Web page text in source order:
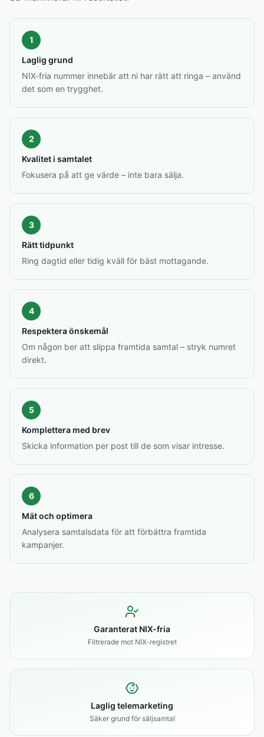
1
Laglig grund
NIX-fria nummer innebär att ni har rätt att ringa – använd
det som en trygghet.
2
Kvalitet i samtalet
Fokusera på att ge värde – inte bara sälja.
3
Rätt tidpunkt
Ring dagtid eller tidig kväll för bäst mottagande.
4
Respektera önskemål
Om någon ber att slippa framtida samtal – stryk numret
direkt.
5
Komplettera med brev
Skicka information per post till de som visar intresse.
6
Mät och optimera
Analysera samtalsdata för att förbättra framtida
kampanjer.
Garanterat NIX-fria
Filtrerade mot NIX-registret
Laglig telemarketing
Säker grund för säljsamtal